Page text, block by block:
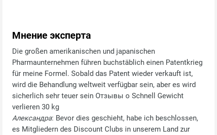
Мнение эксперта
Die großen amerikanischen und japanischen
Pharmaunternehmen führen buchstäblich einen Patentkrieg
für meine Formel. Sobald das Patent wieder verkauft ist,
wird die Behandlung weltweit verfügbar sein, aber es wird
sicherlich sehr teuer sein Отзывы о Schnell Gewicht
verlieren 30 kg
Александра: Bevor dies geschieht, habe ich beschlossen,
es Mitgliedern des Discount Clubs in unserem Land zur